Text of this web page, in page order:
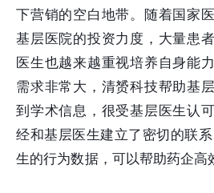
下营销的空白地带。随着国家
基层医院的投资力度，大量患
医生也越来越重视培养自身能
需求非常大，清赟科技帮助基
到学术信息，很受基层医生认
经和基层医生建立了密切的联
生的行为数据，可以帮助药企高